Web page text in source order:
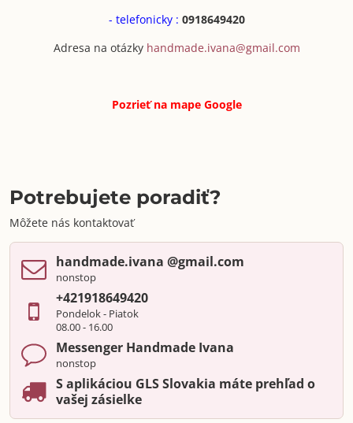
- telefonicky : 0918649420
Adresa na otázky handmade.ivana@gmail.com
Pozrieť na mapeGoogle
Potrebujete poradiť?
Môžete nás kontaktovať
handmade​.ivana ​@gmail​.com
nonstop
+421918649420
Pondelok - Piatok
08.00 - 16.00
Messenger Handmade Ivana
nonstop
S aplikáciou GLS Slovakia máte prehľad o
vašej zásielke